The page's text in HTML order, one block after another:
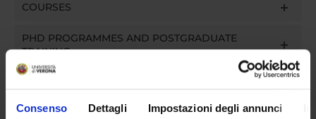
Consenso Dettagli Impostazioni degli annunci
COURSES
PHD PROGRAMMES AND POSTGRADUATE
TRAINING
Contacts
People